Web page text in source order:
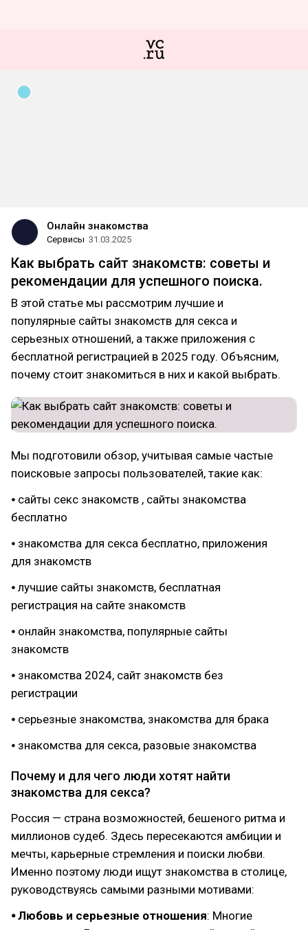
Онлайн знакомства
Сервисы 31.03.2025
Как выбрать сайт знакомств: советы и
рекомендации для успешного поиска.
В этой статье мы рассмотрим лучшие и
популярные сайты знакомств для секса и
серьезных отношений, а также приложения с
бесплатной регистрацией в 2025 году. Объясним,
почему стоит знакомиться в них и какой выбрать.
Мы подготовили обзор, учитывая самые частые
поисковые запросы пользователей, такие как:
⦁ сайты секс знакомств , сайты знакомства
бесплатно
⦁ знакомства для секса бесплатно, приложения
для знакомств
⦁ лучшие сайты знакомств, бесплатная
регистрация на сайте знакомств
⦁ онлайн знакомства, популярные сайты
знакомств
⦁ знакомства 2024, сайт знакомств без
регистрации
⦁ серьезные знакомства, знакомства для брака
⦁ знакомства для секса, разовые знакомства
Почему и для чего люди хотят найти
знакомства для секса?
Россия — страна возможностей, бешеного ритма и
миллионов судеб. Здесь пересекаются амбиции и
мечты, карьерные стремления и поиски любви.
Именно поэтому люди ищут знакомства в столице,
руководствуясь самыми разными мотивами:
⦁ Любовь и серьезные отношения: Многие